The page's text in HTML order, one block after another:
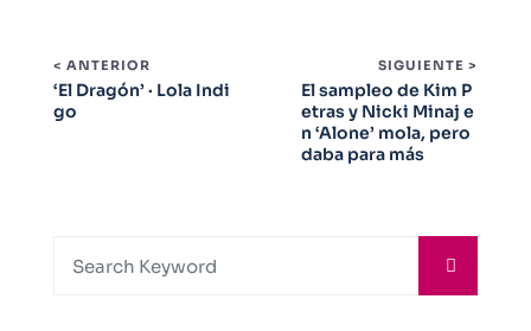
< ANTERIOR
‘El Dragón’ · Lola Indi
go
SIGUIENTE >
El sampleo de Kim P
etras y Nicki Minaj e
n ‘Alone’ mola, pero
daba para más